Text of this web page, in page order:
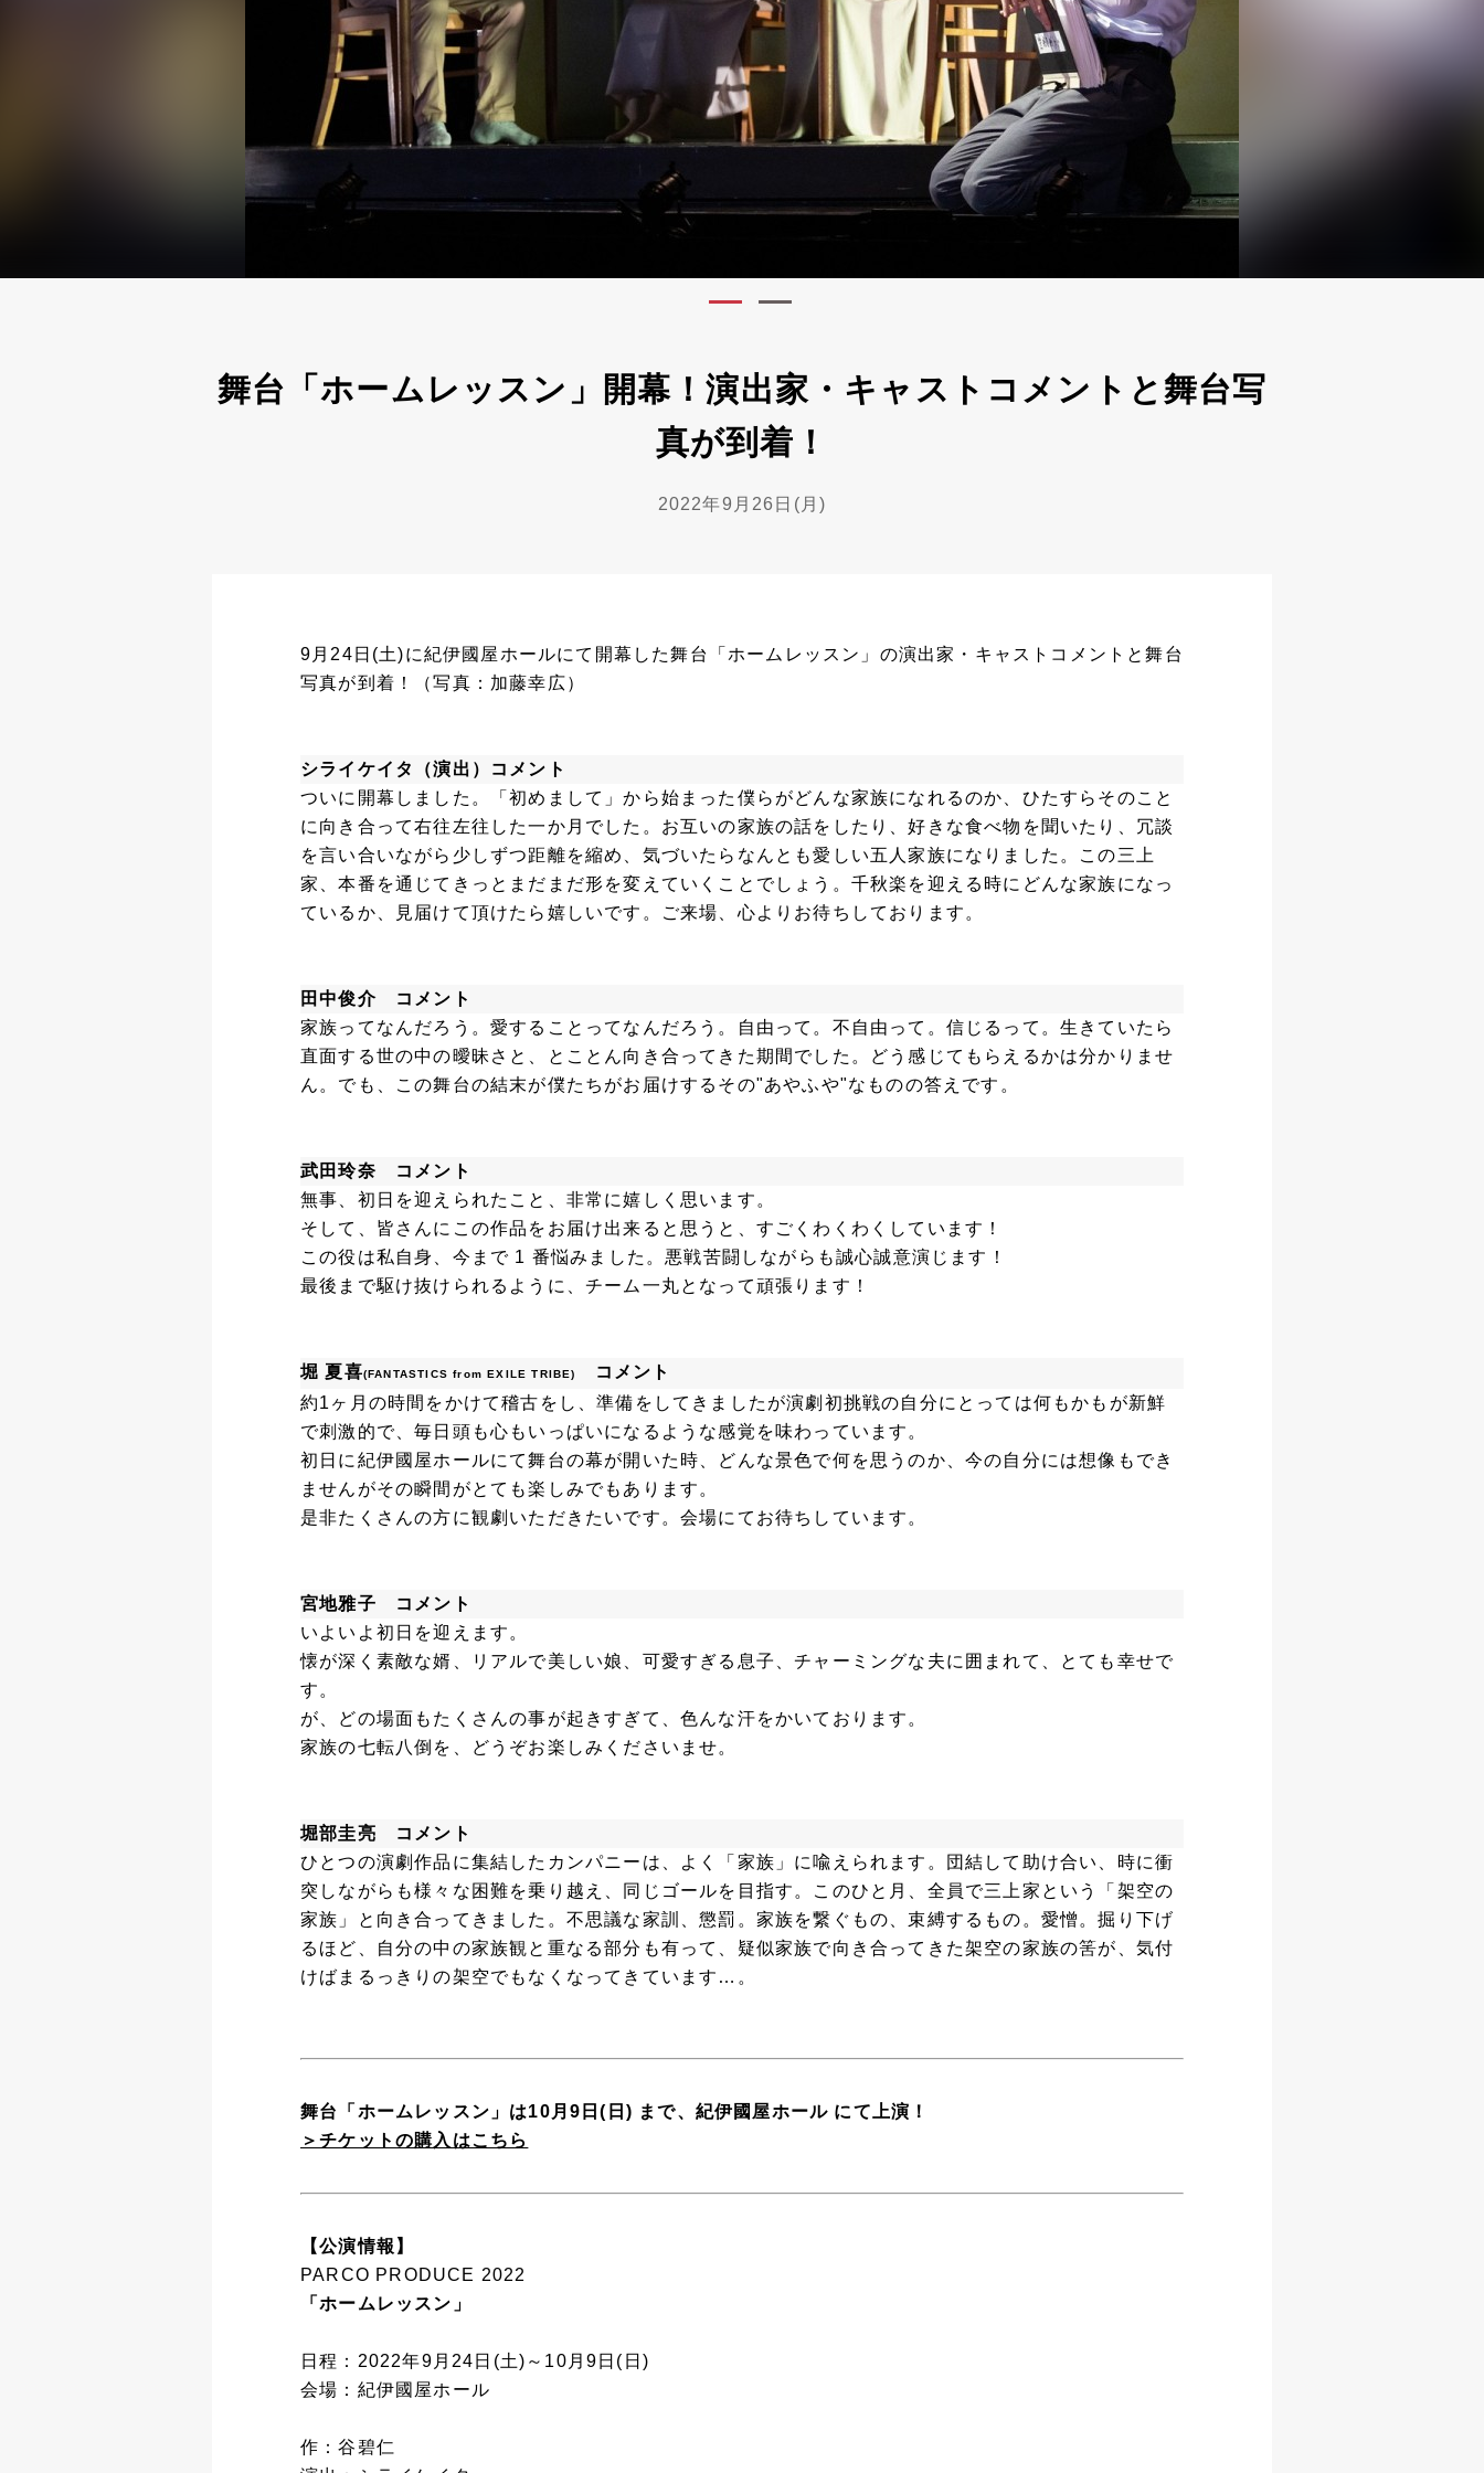
舞台「ホームレッスン」開幕！演出家・キャストコメントと舞台写
真が到着！
2022年9月26日(月)
9月24日(土)に紀伊國屋ホールにて開幕した舞台「ホームレッスン」の演出家・キャストコメントと舞台
写真が到着！（写真：加藤幸広）
シライケイタ（演出）コメント
ついに開幕しました。「初めまして」から始まった僕らがどんな家族になれるのか、ひたすらそのこと
に向き合って右往左往した一か月でした。お互いの家族の話をしたり、好きな食べ物を聞いたり、冗談
を言い合いながら少しずつ距離を縮め、気づいたらなんとも愛しい五人家族になりました。この三上
家、本番を通じてきっとまだまだ形を変えていくことでしょう。千秋楽を迎える時にどんな家族になっ
ているか、見届けて頂けたら嬉しいです。ご来場、心よりお待ちしております。
田中俊介 コメント
家族ってなんだろう。愛することってなんだろう。自由って。不自由って。信じるって。生きていたら
直面する世の中の曖昧さと、とことん向き合ってきた期間でした。どう感じてもらえるかは分かりませ
ん。でも、この舞台の結末が僕たちがお届けするその"あやふや"なものの答えです。
武田玲奈 コメント
無事、初日を迎えられたこと、非常に嬉しく思います。
そして、皆さんにこの作品をお届け出来ると思うと、すごくわくわくしています！
この役は私自身、今まで 1 番悩みました。悪戦苦闘しながらも誠心誠意演じます！
最後まで駆け抜けられるように、チーム一丸となって頑張ります！
堀 夏喜(FANTASTICS from EXILE TRIBE)
コメント
約1ヶ月の時間をかけて稽古をし、準備をしてきましたが演劇初挑戦の自分にとっては何もかもが新鮮
で刺激的で、毎日頭も心もいっぱいになるような感覚を味わっています。
初日に紀伊國屋ホールにて舞台の幕が開いた時、どんな景色で何を思うのか、今の自分には想像もでき
ませんがその瞬間がとても楽しみでもあります。
是非たくさんの方に観劇いただきたいです。会場にてお待ちしています。
宮地雅子 コメント
いよいよ初日を迎えます。
懐が深く素敵な婿、リアルで美しい娘、可愛すぎる息子、チャーミングな夫に囲まれて、とても幸せで
す。
が、どの場面もたくさんの事が起きすぎて、色んな汗をかいております。
家族の七転八倒を、どうぞお楽しみくださいませ。
堀部圭亮 コメント
ひとつの演劇作品に集結したカンパニーは、よく「家族」に喩えられます。団結して助け合い、時に衝
突しながらも様々な困難を乗り越え、同じゴールを目指す。このひと月、全員で三上家という「架空の
家族」と向き合ってきました。不思議な家訓、懲罰。家族を繋ぐもの、束縛するもの。愛憎。掘り下げ
るほど、自分の中の家族観と重なる部分も有って、疑似家族で向き合ってきた架空の家族の筈が、気付
けばまるっきりの架空でもなくなってきています…。
舞台「ホームレッスン」は10月9日(日) まで、紀伊國屋ホール にて上演！
＞チケットの購入はこちら
【公演情報】
PARCO PRODUCE 2022
「ホームレッスン」
日程：2022年9月24日(土)～10月9日(日)
会場：紀伊國屋ホール
作：谷碧仁